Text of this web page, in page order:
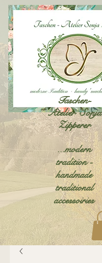
Taschen-
Atelier Sonja
Zipperer
...modern
tradition -
handmade
traditional
accessoiries